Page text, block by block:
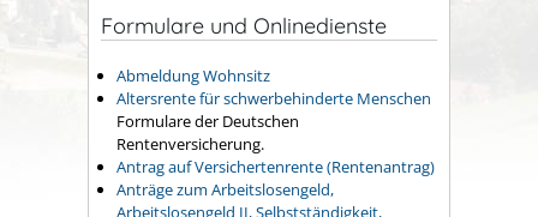
Formulare und Onlinedienste
Abmeldung Wohnsitz
Altersrente für schwerbehinderte Menschen
Formulare der Deutschen
Rentenversicherung.
Antrag auf Versichertenrente (Rentenantrag)
Anträge zum Arbeitslosengeld,
Arbeitslosengeld II, Selbstständigkeit,